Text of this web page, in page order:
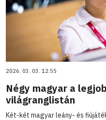
2026. 03. 03. 12:55
Négy magyar a
világranglistán
Két-két magyar leány- és